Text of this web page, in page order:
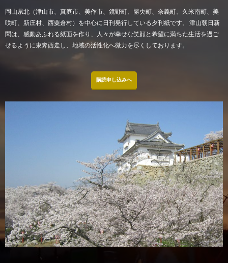
岡山県北（津山市、真庭市、美作市、鏡野町、勝央町、奈義町、久米南町、美
咲町、新庄村、西粟倉村）を中心に日刊発行している夕刊紙です。 津山朝日新
聞は、感動あふれる紙面を作り、人々が幸せな笑顔と希望に満ちた生活を過ご
せるように東奔西走し、地域の活性化へ微力を尽くしております。
購読申し込みへ